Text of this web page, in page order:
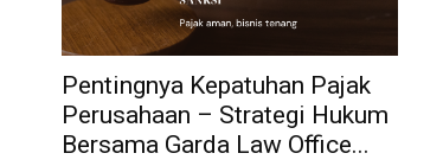
Pentingnya Kepatuhan Pajak
Perusahaan – Strategi Hukum
Bersama Garda Law Office...